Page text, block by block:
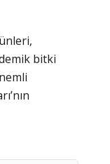
bitki